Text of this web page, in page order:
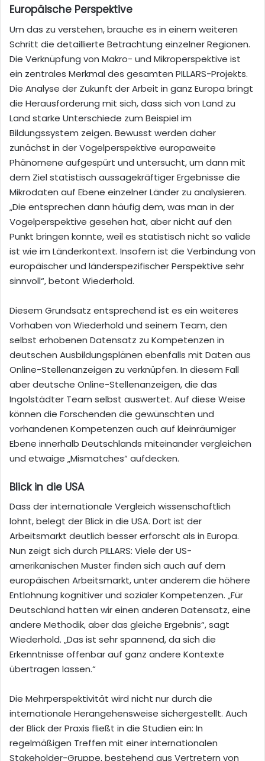
Europäische Perspektive
Um das zu verstehen, brauche es in einem weiteren
Schritt die detaillierte Betrachtung einzelner Regionen.
Die Verknüpfung von Makro- und Mikroperspektive ist
ein zentrales Merkmal des gesamten PILLARS-Projekts.
Die Analyse der Zukunft der Arbeit in ganz Europa bringt
die Herausforderung mit sich, dass sich von Land zu
Land starke Unterschiede zum Beispiel im
Bildungssystem zeigen. Bewusst werden daher
zunächst in der Vogelperspektive europaweite
Phänomene aufgespürt und untersucht, um dann mit
dem Ziel statistisch aussagekräftiger Ergebnisse die
Mikrodaten auf Ebene einzelner Länder zu analysieren.
„Die entsprechen dann häufig dem, was man in der
Vogelperspektive gesehen hat, aber nicht auf den
Punkt bringen konnte, weil es statistisch nicht so valide
ist wie im Länderkontext. Insofern ist die Verbindung von
europäischer und länderspezifischer Perspektive sehr
sinnvoll“, betont Wiederhold.
Diesem Grundsatz entsprechend ist es ein weiteres
Vorhaben von Wiederhold und seinem Team, den
selbst erhobenen Datensatz zu Kompetenzen in
deutschen Ausbildungsplänen ebenfalls mit Daten aus
Online-Stellenanzeigen zu verknüpfen. In diesem Fall
aber deutsche Online-Stellenanzeigen, die das
Ingolstädter Team selbst auswertet. Auf diese Weise
können die Forschenden die gewünschten und
vorhandenen Kompetenzen auch auf kleinräumiger
Ebene innerhalb Deutschlands miteinander vergleichen
und etwaige „Mismatches“ aufdecken.
Blick in die USA
Dass der internationale Vergleich wissenschaftlich
lohnt, belegt der Blick in die USA. Dort ist der
Arbeitsmarkt deutlich besser erforscht als in Europa.
Nun zeigt sich durch PILLARS: Viele der US-
amerikanischen Muster finden sich auch auf dem
europäischen Arbeitsmarkt, unter anderem die höhere
Entlohnung kognitiver und sozialer Kompetenzen. „Für
Deutschland hatten wir einen anderen Datensatz, eine
andere Methodik, aber das gleiche Ergebnis“, sagt
Wiederhold. „Das ist sehr spannend, da sich die
Erkenntnisse offenbar auf ganz andere Kontexte
übertragen lassen.“
Die Mehrperspektivität wird nicht nur durch die
internationale Herangehensweise sichergestellt. Auch
der Blick der Praxis fließt in die Studien ein: In
regelmäßigen Treffen mit einer internationalen
Stakeholder-Gruppe, bestehend aus Vertretern von